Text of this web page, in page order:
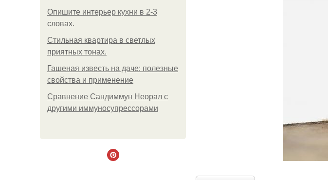
Опишите интерьер кухни в 2-3
словах.
Стильная квартира в светлых
приятных тонах.
Гашеная известь на даче: полезные
свойства и применение
Сравнение Сандиммун Неорал с
другими иммуносупрессорами